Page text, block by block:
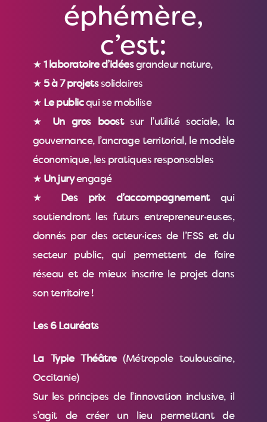
éphémère,
c’est:
★ 1 laboratoire d’idéesgrandeur nature,
★ 5 à 7 projetssolidaires
★ Le publicqui se mobilise
★ Un gros boostsur l’utilité sociale, la
gouvernance, l’ancrage territorial, le modèle
économique, les pratiques responsables
★ Un juryengagé
★ Des prix d’accompagnement qui
soutiendront les futurs entrepreneur·euses,
donnés par des acteur·ices de l’ESS et du
secteur public, qui permettent de faire
réseau et de mieux inscrire le projet dans
son territoire !
Les 6 Lauréats
La Typie Théâtre(Métropole toulousaine,
Occitanie)
Sur les principes de l’innovation inclusive, il
s’agit de créer un lieu permettant de